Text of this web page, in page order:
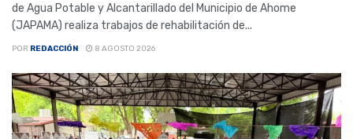
de Agua Potable y Alcantarillado del Municipio de Ahome
(JAPAMA) realiza trabajos de rehabilitación de...
POR REDACCIÓN 8 AGOSTO 2026